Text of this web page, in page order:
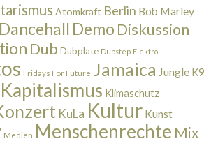
Atomkraft Berlin Bob Marley
Dancehall Demo Diskussion
Dub Dubplate Dubstep Elektro
Fridays For Future Jamaica Jungle K9
Kapitalismus Klimaschutz
KuLa Kultur Kunst
Medien Menschenrechte Mix